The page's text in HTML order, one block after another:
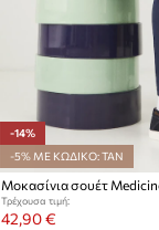
-14%
-5% ΜΕ ΚΩΔΙΚΟ: TAN
Μοκασίνια σουέτ
Τρέχουσα τιμή:
42,90 €